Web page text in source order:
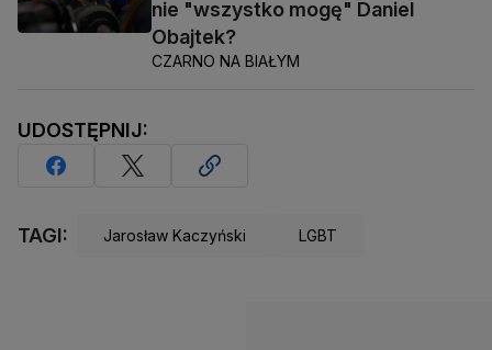
nie "wszystko mogę" Daniel
Obajtek?
CZARNO NA BIAŁYM
UDOSTĘPNIJ:
TAGI: Jarosław Kaczyński LGBT